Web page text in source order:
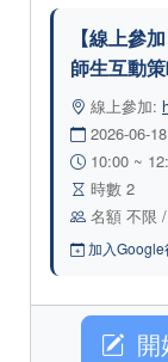
【線上參
師生互動
線上參加:
2026-06-
10:00 ~
時數 2
名額 不限
加入Google
開